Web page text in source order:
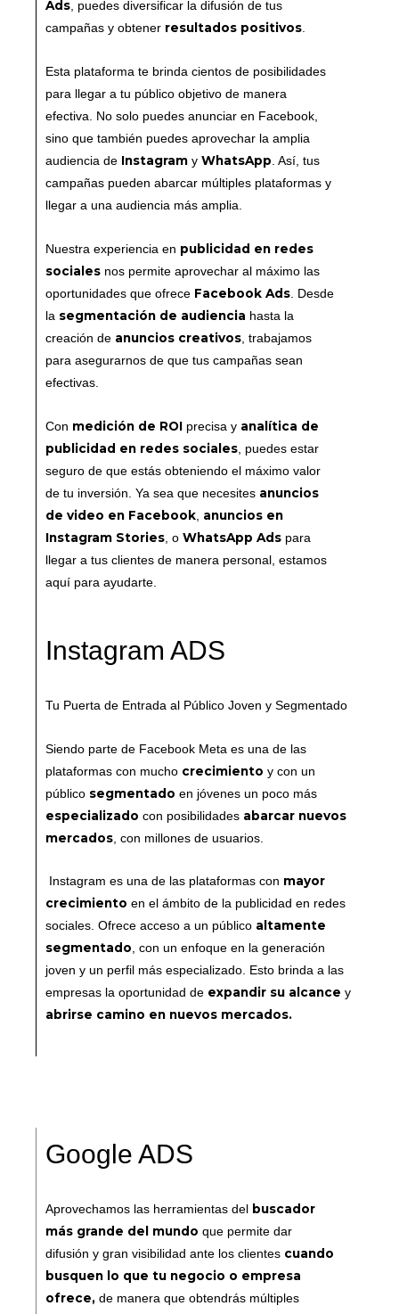
Ads , puedes diversificar la difusión de tus
campañas y obtener resultados positivos
Esta plataforma te brinda cientos de posibilidades
para llegar a tu público objetivo de manera
efectiva. No solo puedes anunciar en Facebook,
sino que también puedes aprovechar la amplia
audiencia de Instagram y WhatsApp . Así, tus
campañas pueden abarcar múltiples plataformas y
llegar a una audiencia más amplia.
Nuestra experiencia en publicidad en redes
sociales nos permite aprovechar al máximo las
oportunidades que ofrece Facebook Ads . Desde
la segmentación de audiencia hasta la
creación de anuncios creativos , trabajamos
para asegurarnos de que tus campañas sean
efectivas.
Con medición de ROI precisa y analítica de
publicidad en redes sociales , puedes estar
seguro de que estás obteniendo el máximo valor
de tu inversión. Ya sea que necesites anuncios
de video en Facebook anuncios en
Instagram Stories , o WhatsApp Ads para
llegar a tus clientes de manera personal, estamos
aquí para ayudarte.
Instagram ADS
Tu Puerta de Entrada al Público Joven y Segmentado
Siendo parte de Facebook Meta es una de las
plataformas con mucho crecimiento y con un
público segmentado en jóvenes un poco más
especializado con posibilidades abarcar nuevos
mercados , con millones de usuarios.
Instagram es una de las plataformas con mayor
crecimiento en el ámbito de la publicidad en redes
sociales. Ofrece acceso a un público altamente
segmentado, con un enfoque en la generación
joven y un perfil más especializado. Esto brinda a las
empresas la oportunidad de expandir su alcance y
abrirse camino en nuevos mercados.
Google ADS
Aprovechamos las herramientas del
buscador
más grande del mundo que permite dar
difusión y gran visibilidad ante los clientes cuando
busquen lo que tu negocio o empresa
ofrece, de manera que obtendrás múltiples